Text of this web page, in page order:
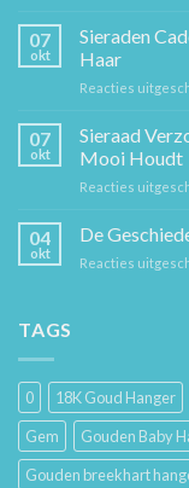
07
okt
Sieraden
Haar
Reacties
07
okt
Sieraad
Mooi Houdt
Reacties
04
okt
De
Reacties
TAGS
0 18K Goud Hanger
Gem
Gouden Baby
Gouden breekhart